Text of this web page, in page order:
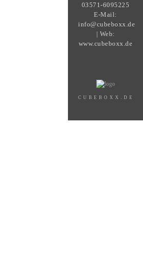
03571-6095225
E-Mail:
info@cubeboxx.de
| Web:
www.cubeboxx.de
CUBEBOXX.DE